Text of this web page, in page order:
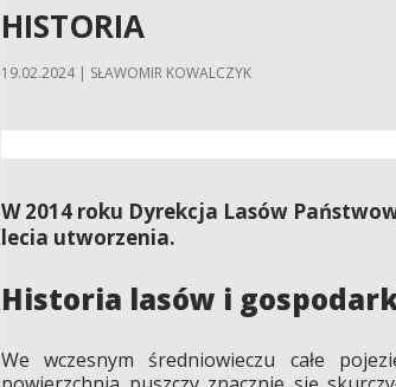
HISTORIA
19.02.2024 | SŁAWOMIR KOWALCZYK
W 2014 roku Dyrekcja Lasów
lecia utworzenia.
Historia lasów i
We wczesnym średniowieczu całe